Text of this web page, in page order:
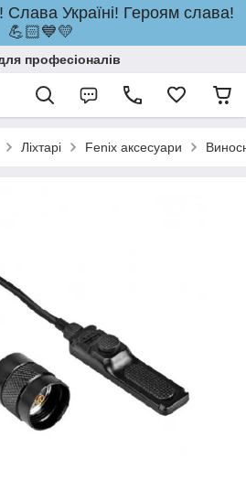
Україні! Героям слава!
💪🏻💙💛
професіоналів
Ліхтарі Fenix аксесуари